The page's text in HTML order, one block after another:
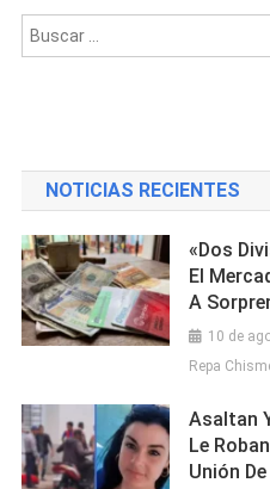
NOTICIAS RECIENTES
«Dos
El
A
10 de
Repa
Asaltan
Le
Unión De